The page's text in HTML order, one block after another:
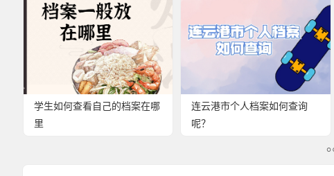
学生如何查看自己的档案在哪
里
连云港市个人档案如何查询
呢？